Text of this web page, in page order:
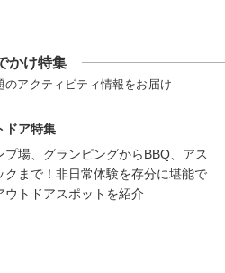
かけ特集
のアクティビティ情報をお届け
ドア特集
プ場、グランピングからBBQ、アス
クまで！非日常体験を存分に堪能で
ウトドアスポットを紹介